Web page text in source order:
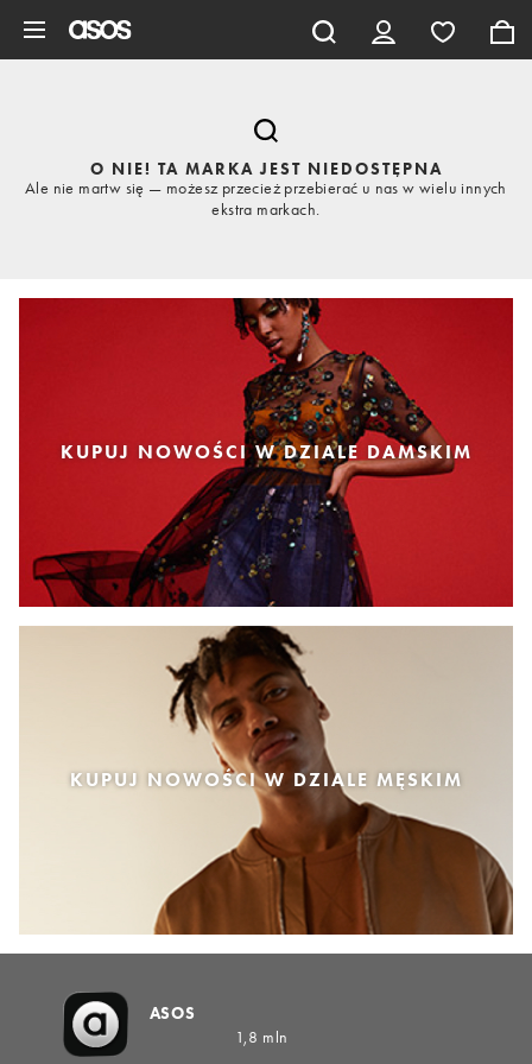
O NIE! TA MARKA JEST NIEDOSTĘPNA
Ale nie martw się — możesz przecież przebierać u nas w wielu innych
ekstra markach.
KUPUJ NOWOŚCI W DZIALE DAMSKIM
KUPUJ NOWOŚCI W DZIALE MĘSKIM
ASOS
1,8 mln